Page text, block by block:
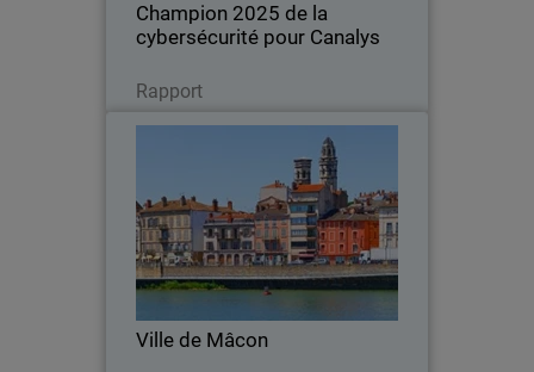
Champion 2025 de la
cybersécurité pour Canalys
Rapport
Ville de Mâcon
Ville de Mâcon
La Ville de Mâcon Sécurise ses
Infrastructures avec WatchGuard
Unified Security Platform